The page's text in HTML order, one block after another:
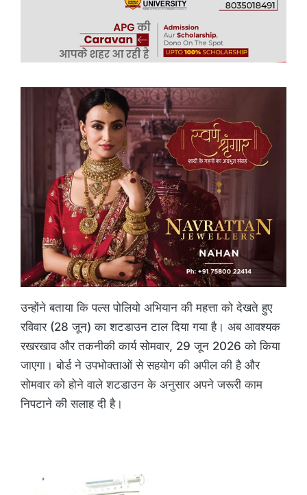
उन्होंने बताया कि पल्स पोलियो अभियान की महत्ता को देखते हुए
रविवार (28 जून) का शटडाउन टाल दिया गया है। अब आवश्यक
रखरखाव और तकनीकी कार्य सोमवार, 29 जून 2026 को किया
जाएगा। बोर्ड ने उपभोक्ताओं से सहयोग की अपील की है और
सोमवार को होने वाले शटडाउन के अनुसार अपने जरूरी काम
निपटाने की सलाह दी है।